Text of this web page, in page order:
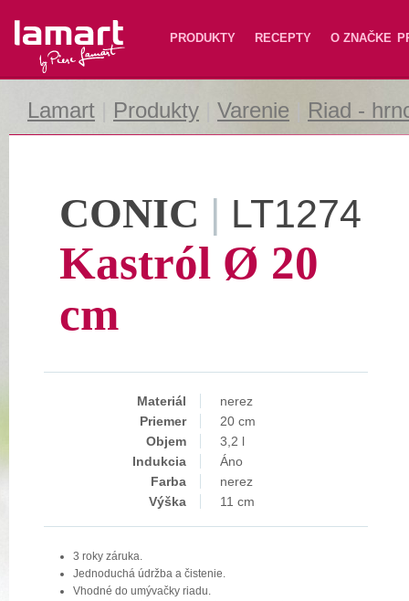
Lamart PRODUKTY RECEPTY O ZNAČKE
Lamart Produkty Varenie Riad -
CONIC | LT1274
Kastról Ø 20
cm
Materiál
nerez
Priemer
20 cm
Objem
3,2 l
Indukcia
Áno
Farba
nerez
Výška
11 cm
3 roky záruka.
Jednoduchá údržba a čistenie.
Vhodné do umývačky riadu.